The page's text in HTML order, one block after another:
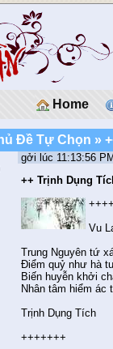
Home
Ðề Tự Chọn »
gởi lúc 11:13:56
++ Trịnh Dụng
Vu
Trung Nguyên tứ
Điểm quỷ như hà
Biến huyễn khởi
Nhân tâm hiểm ác
Trịnh Dụng Tích
+++++++